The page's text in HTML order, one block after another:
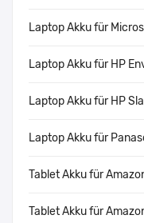
Laptop Akku für
Laptop Akku für HP
Laptop Akku für HP
Laptop Akku für
Tablet Akku für
Tablet Akku für